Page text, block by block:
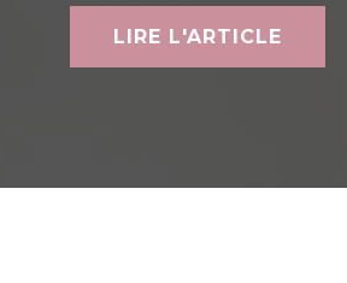
LIRE L'ARTICLE